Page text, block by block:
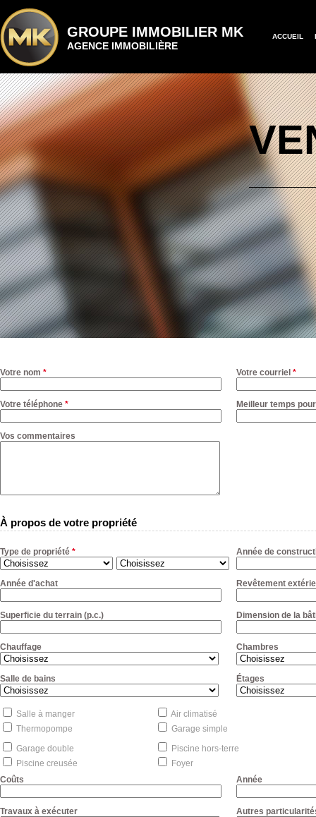
GROUPE IMMOBILIER MK
AGENCE IMMOBILIÈRE
ACCUEIL
Votre nom * Votre courriel *
Votre téléphone * Meilleur temps
Vos commentaires
À propos de votre propriété
Type de propriété * Année de
Année d'achat Revêtement
Superficie du terrain (p.c.) Dimension de la
Chauffage Chambres
Salle de bains Étages
Salle à manger
Air climatisé
Thermopompe
Garage simple
Garage double
Piscine hors-terre
Piscine creusée
Foyer
Coûts
Année
Travaux à exécuter Autres